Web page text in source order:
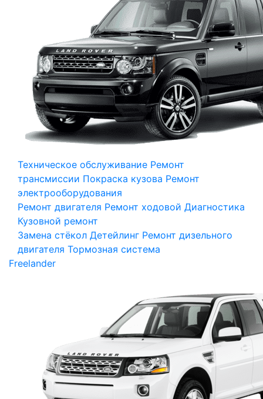
Техническое обслуживание Ремонт
трансмиссии Покраска кузова Ремонт
электрооборудования
Ремонт двигателя Ремонт ходовой Диагностика
Кузовной ремонт
Замена стёкол Детейлинг Ремонт дизельного
двигателя Тормозная система
Freelander